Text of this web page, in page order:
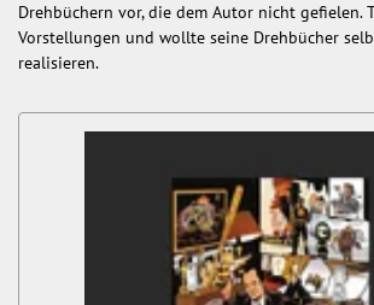
Drehbüchern vor, die dem Autor nicht gefielen.
Vorstellungen und wollte seine Drehbücher
realisieren.